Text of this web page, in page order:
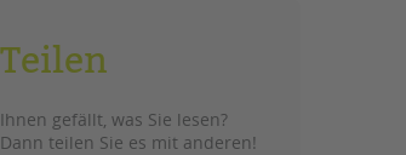
Teilen
Ihnen gefällt, was Sie lesen?
Dann teilen Sie es mit anderen!